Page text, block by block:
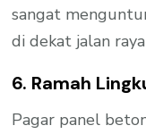
sangat
di dekat jalan
6. Ramah
Pagar panel